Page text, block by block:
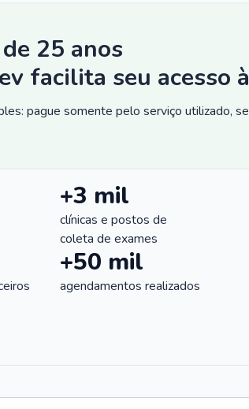
25 anos
facilita seu acesso
pague somente pelo serviço utilizado,
+3 mil
clínicas e postos de
coleta de exames
+50 mil
agendamentos realizados